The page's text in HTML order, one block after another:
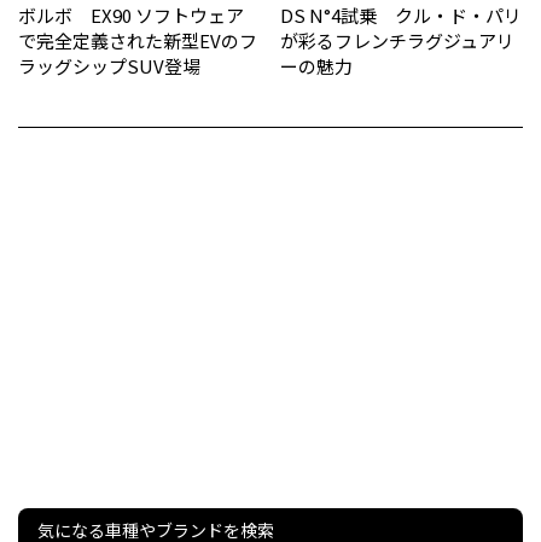
ボルボ EX90 ソフトウェア
で完全定義された新型EVのフ
ラッグシップSUV登場
DS N°4試乗 クル・ド・パリ
が彩るフレンチラグジュアリ
ーの魅力
気になる車種やブランドを検索